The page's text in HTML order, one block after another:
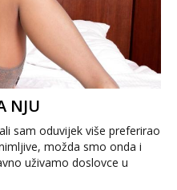
NJU
sam oduvijek više preferirao
možda smo onda i
uživamo doslovce u